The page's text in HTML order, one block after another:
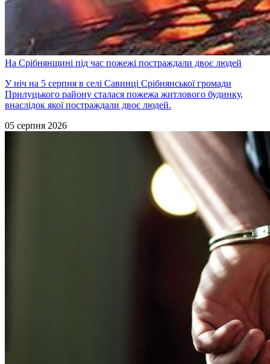
На Срібнянщині під час пожежі постраждали двоє людей
У ніч на 5 серпня в селі Савинці Срібнянської громади
Прилуцького району сталася пожежа житлового будинку,
внаслідок якої постраждали двоє людей.
05 серпня 2026